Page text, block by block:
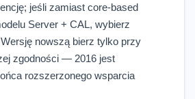
jeśli zamiast core-based
Server + CAL, wybierz
nowszą bierz tylko przy
zgodności — 2016 jest
rozszerzonego wsparcia